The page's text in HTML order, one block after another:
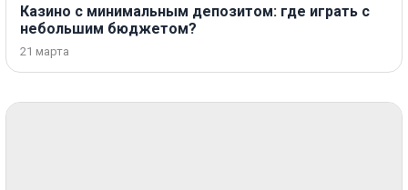
Казино с минимальным депозитом: где играть с
небольшим бюджетом?
21 марта